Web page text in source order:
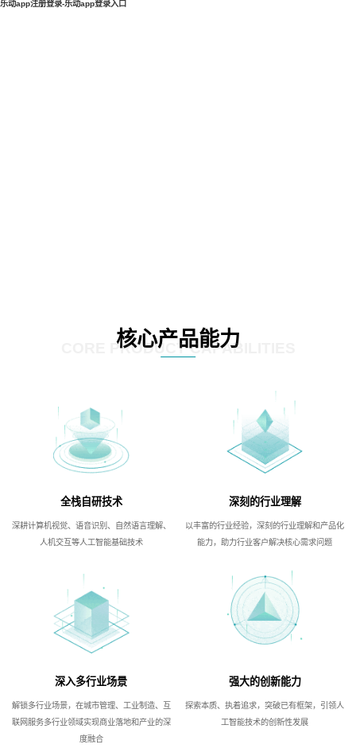
乐动app注册登录-乐动app登录入口
核心产品能力
CORE PRODUCT CAPABILITIES
全栈自研技术
深耕计算机视觉、语音识别、自然语言理解、
人机交互等人工智能基础技术
深刻的行业理解
以丰富的行业经验，深刻的行业理解和产品化
能力，助力行业客户解决核心需求问题
深入多行业场景
解锁多行业场景，在城市管理、工业制造、互
联网服务多行业领域实现商业落地和产业的深
度融合
强大的创新能力
探索本质、执着追求，突破已有框架，引领人
工智能技术的创新性发展